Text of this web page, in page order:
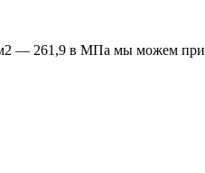
— 261,9 в МПа мы можем